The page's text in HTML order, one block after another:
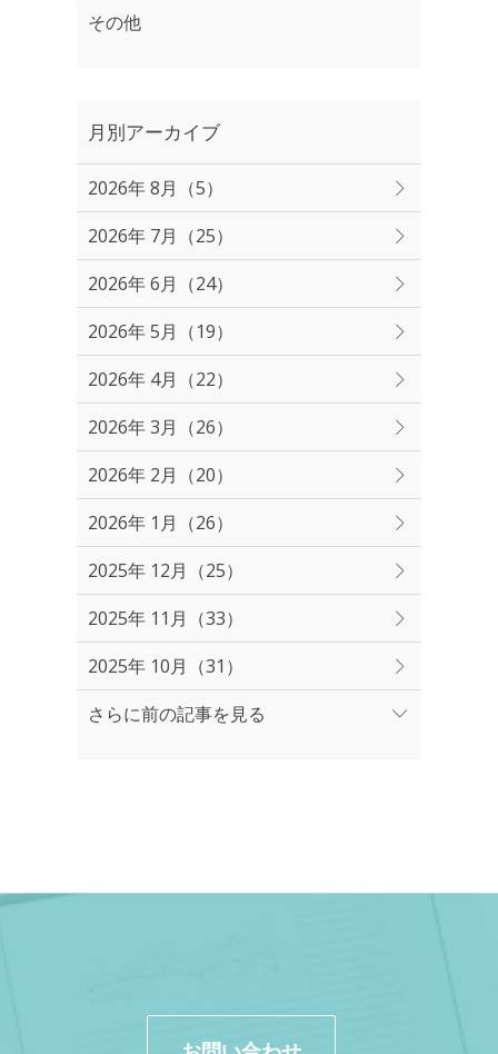
その他
月別アーカイブ
2026年 8月（5）
2026年 7月（25）
2026年 6月（24）
2026年 5月（19）
2026年 4月（22）
2026年 3月（26）
2026年 2月（20）
2026年 1月（26）
2025年 12月（25）
2025年 11月（33）
2025年 10月（31）
さらに前の記事を見る